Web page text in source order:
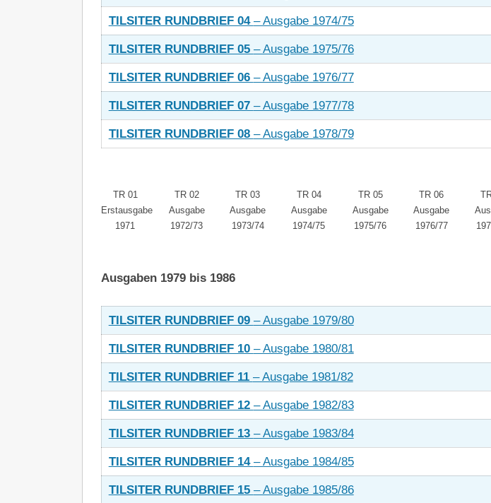
TILSITER RUNDBRIEF 04 – Ausgabe 1974/75
TILSITER RUNDBRIEF 05 – Ausgabe 1975/76
TILSITER RUNDBRIEF 06 – Ausgabe 1976/77
TILSITER RUNDBRIEF 07 – Ausgabe 1977/78
TILSITER RUNDBRIEF 08 – Ausgabe 1978/79
TR 01
Erstausgabe
1971
TR 02
Ausgabe
1972/73
TR 03
Ausgabe
1973/74
TR 04
Ausgabe
1974/75
TR 05
Ausgabe
1975/76
TR 06
Ausgabe
1976/77
Ausgaben 1979 bis 1986
TILSITER RUNDBRIEF 09 – Ausgabe 1979/80
TILSITER RUNDBRIEF 10 – Ausgabe 1980/81
TILSITER RUNDBRIEF 11 – Ausgabe 1981/82
TILSITER RUNDBRIEF 12 – Ausgabe 1982/83
TILSITER RUNDBRIEF 13 – Ausgabe 1983/84
TILSITER RUNDBRIEF 14 – Ausgabe 1984/85
TILSITER RUNDBRIEF 15 – Ausgabe 1985/86